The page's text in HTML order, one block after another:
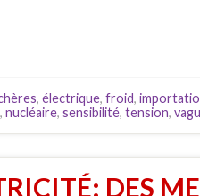
, électrique, froid,
, nucléaire, sensibilité, tension,
DES